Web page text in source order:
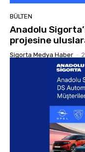
BÜLTEN
Anadolu
projesine
Sigorta Medya Haber -